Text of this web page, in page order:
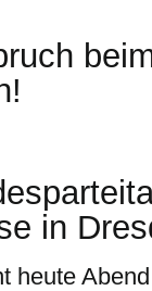
in
heute